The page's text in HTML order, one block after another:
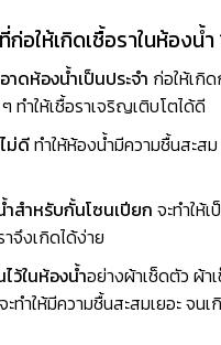
อให้เกิดเชื้อราในห้องน้ำ
าดห้องน้ำเป็นประจำ ก่อให้เกิ
ทำให้เชื้อราเจริญเติบโตได้ดี
ม่ดีทำให้ห้องน้ำมีความชื้นสะส
สำหรับกั้นโซนเปียก จะทำให้
จึงเกิดได้ง่าย
ว้ในห้องน้ำอย่างผ้าเช็ดตัว ผ้า
ทำให้มีความชื้นสะสมเยอะ จนเ